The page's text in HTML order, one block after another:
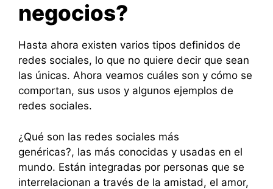
negocios?
Hasta ahora existen varios tipos definidos de
redes sociales, lo que no quiere decir que sean
las únicas. Ahora veamos cuáles son y cómo se
comportan, sus usos y algunos ejemplos de
redes sociales.
¿Qué son las redes sociales más
genéricas?, las más conocidas y usadas en el
mundo. Están integradas por personas que se
interrelacionan a través de la amistad, el amor,